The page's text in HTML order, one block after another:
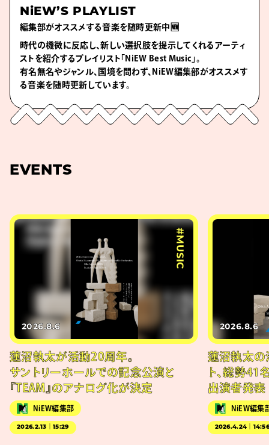
NiEW’S PLAYLIST
編集部がオススメする音楽を随時更新中🆕
時代の機微に反応し、新しい選択肢を提示してくれるアーティ
ストを紹介するプレイリスト「NiEW Best Music」。
有名無名やジャンル、国境を問わず、NiEW編集部がオススメす
る音楽を随時更新しています。
EVENTS
#MUSIC
2026.8.6
蓮沼執太が活動20周年。
サントリーホールでの記念公演と
『TEAM』のアナログ化が決定
NiEW編集部
2026.2.13｜15:29
2026.8.6
蓮沼執太の
ト、総勢41
出演者発表
NiEW編集
2026.4.24｜